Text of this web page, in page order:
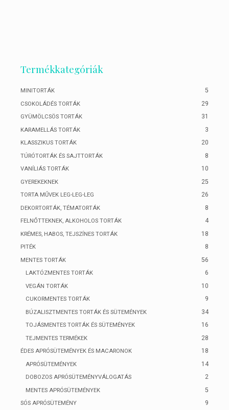
Termékkategóriák
MINITORTÁK 5
CSOKOLÁDÉS TORTÁK 29
GYÜMÖLCSÖS TORTÁK 31
KARAMELLÁS TORTÁK 3
KLASSZIKUS TORTÁK 20
TÚRÓTORTÁK ÉS SAJTTORTÁK 8
VANÍLIÁS TORTÁK 10
GYEREKEKNEK 25
TORTA MŰVEK LEG-LEG-LEG 26
DEKORTORTÁK, TÉMATORTÁK 8
FELNŐTTEKNEK, ALKOHOLOS TORTÁK 4
KRÉMES, HABOS, TEJSZÍNES TORTÁK 18
PITÉK 8
MENTES TORTÁK 56
LAKTÓZMENTES TORTÁK 6
VEGÁN TORTÁK 10
CUKORMENTES TORTÁK 9
BÚZALISZTMENTES TORTÁK ÉS SÜTEMÉNYEK 34
TOJÁSMENTES TORTÁK ÉS SÜTEMÉNYEK 16
TEJMENTES TERMÉKEK 28
ÉDES APRÓSÜTEMÉNYEK ÉS MACARONOK 18
APRÓSÜTEMÉNYEK 14
DOBOZOS APRÓSÜTEMÉNYVÁLOGATÁS 2
MENTES APRÓSÜTEMÉNYEK 5
SÓS APRÓSÜTEMÉNY 9